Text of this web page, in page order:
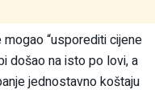
“usporediti cijene
došao na isto po lovi, a
jednostavno koštaju